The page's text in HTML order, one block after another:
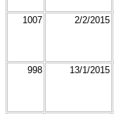
1007 2/2/2015
998 13/1/2015